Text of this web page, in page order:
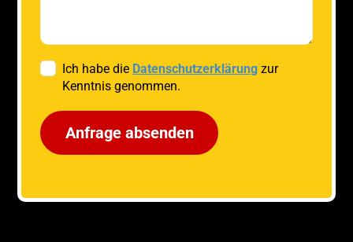
Ich habe die Datenschutzerklärung zur
Kenntnis genommen.